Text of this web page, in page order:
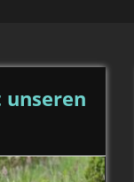
unseren